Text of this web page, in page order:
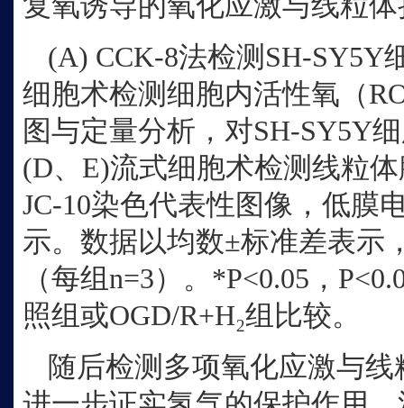
(A) CCK‑8法检测
细胞术检测细胞内活性氧（
图与定量分析，对SH‑SY5Y
(D、E)流式细胞术检测线粒
JC‑10染色代表性图像，低膜
示。数据以均数±标准差表示
（每组n=3）。*P<0.05，
照组或OGD/R+H₂组比较。
随后检测多项氧化应激与